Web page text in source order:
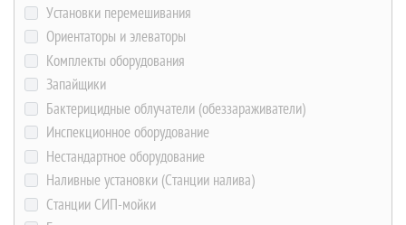
Установки перемешивания
Ориентаторы и элеваторы
Комплекты оборудования
Запайщики
Бактерицидные облучатели (обеззараживатели)
Инспекционное оборудование
Нестандартное оборудование
Наливные установки (Станции налива)
Станции СИП-мойки